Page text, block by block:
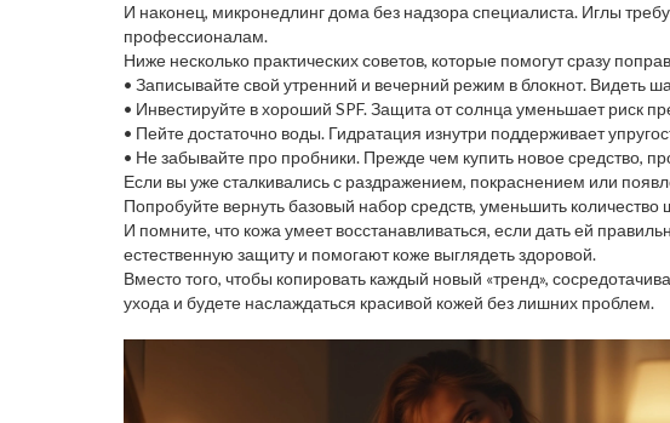
И наконец, микронедлинг дома без надзора специалиста. Иглы
профессионалам.
Ниже несколько практических советов, которые помогут сразу
• Записывайте свой утренний и вечерний режим в блокнот. Видеть
• Инвестируйте в хороший SPF. Защита от солнца уменьшает риск
• Пейте достаточно воды. Гидратация изнутри поддерживает
• Не забывайте про пробники. Прежде чем купить новое средство,
Если вы уже сталкивались с раздражением, покраснением или
Попробуйте вернуть базовый набор средств, уменьшить
И помните, что кожа умеет восстанавливаться, если дать ей
естественную защиту и помогают коже выглядеть здоровой.
Вместо того, чтобы копировать каждый новый «тренд»,
ухода и будете наслаждаться красивой кожей без лишних проблем.